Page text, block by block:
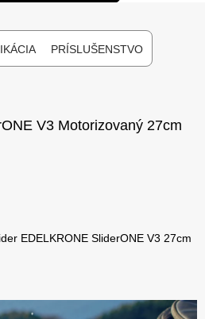
PRÍSLUŠENSTVO
V3 Motorizovaný 27cm
EDELKRONE SliderONE V3 27cm